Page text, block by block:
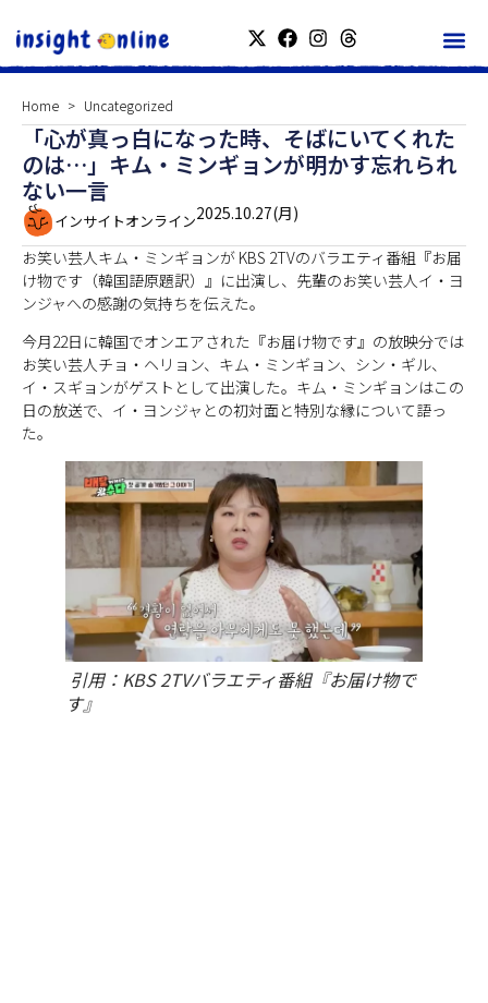
Home Uncategorized
「心が真っ白になった時、そばにいてくれた
のは…」キム・ミンギョンが明かす忘れられ
ない一言
インサイトオンライン2025.10.27(月)
お笑い芸人キム・ミンギョンが KBS 2TVのバラエティ番組『お届
け物です（韓国語原題訳）』に出演し、先輩のお笑い芸人イ・ヨ
ンジャへの感謝の気持ちを伝えた。
今月22日に韓国でオンエアされた『お届け物です』の放映分では
お笑い芸人チョ・ヘリョン、キム・ミンギョン、シン・ギル、
イ・スギョンがゲストとして出演した。キム・ミンギョンはこの
日の放送で、イ・ヨンジャとの初対面と特別な縁について語っ
た。
引用：KBS 2TVバラエティ番組『お届け物で
す』